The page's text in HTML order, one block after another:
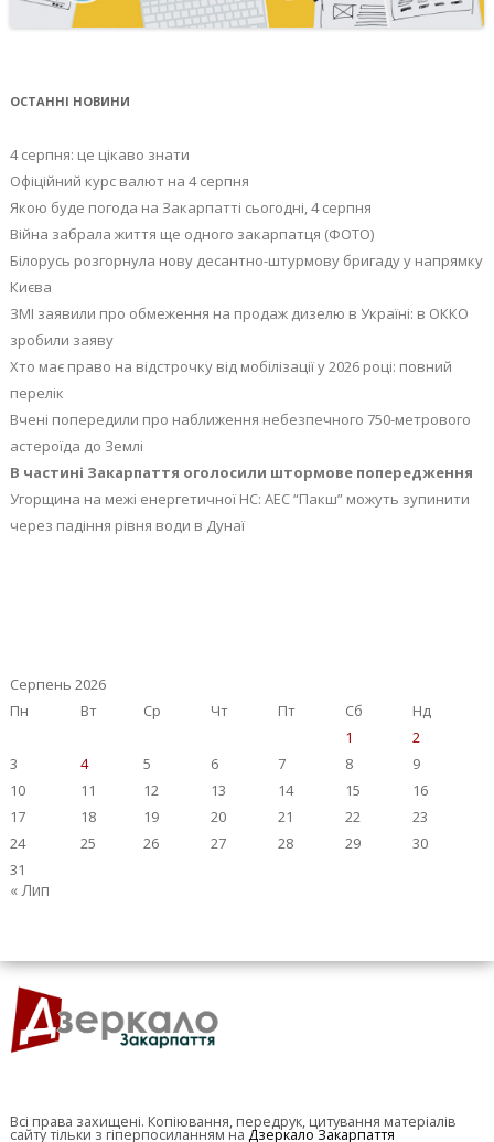
ОСТАННІ НОВИНИ
4 серпня: це цікаво знати
Офіційний курс валют на 4 серпня
Якою буде погода на Закарпатті сьогодні, 4 серпня
Війна забрала життя ще одного закарпатця (ФОТО)
Білорусь розгорнула нову десантно-штурмову бригаду у напрямку
Києва
ЗМІ заявили про обмеження на продаж дизелю в Україні: в ОККО
зробили заяву
Хто має право на відстрочку від мобілізації у 2026 році: повний
перелік
Вчені попередили про наближення небезпечного 750-метрового
астероїда до Землі
В частині Закарпаття оголосили штормове попередження
Угорщина на межі енергетичної НС: АЕС “Пакш” можуть зупинити
через падіння рівня води в Дунаї
Серпень 2026
Пн
Вт Ср Чт Пт Сб
Нд
1
2
3
4 5 6 7 8
9
10
11 12 13 14 15
16
17
18 19 20 21 22
23
24
25 26 27 28 29
30
31
« Лип
Всі права захищені. Копіювання, передрук, цитування матеріалів
сайту тільки з гіперпосиланням на Дзеркало Закарпаття